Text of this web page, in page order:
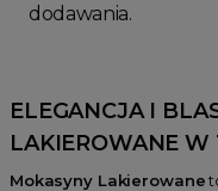
Mokasyny
dodawania.
ELEGANCJA I
LAKIEROWANE W
Mokasyny Lakierowane